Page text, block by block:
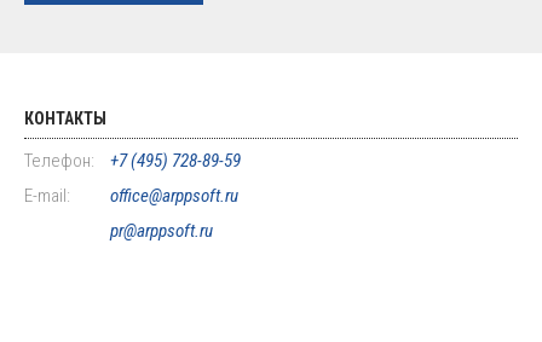
КОНТАКТЫ
Телефон:
+7 (495) 728-89-59
E-mail:
office@arppsoft.ru
pr@arppsoft.ru